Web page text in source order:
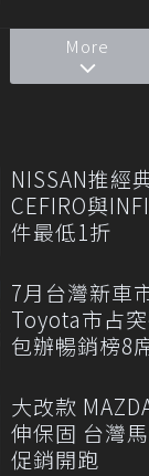
More
NISSAN推經
CEFIRO與
件最低1折
7月台灣新車
Toyota市占
包辦暢銷榜8
大改款
伸保固 台灣
促銷開跑